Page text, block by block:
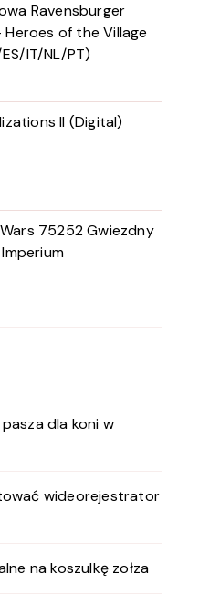
Ravensburger
of the Village
IT/NL/PT)
II (Digital)
75252 Gwiezdny
dla koni w
wideorejestrator
na koszulkę zołza